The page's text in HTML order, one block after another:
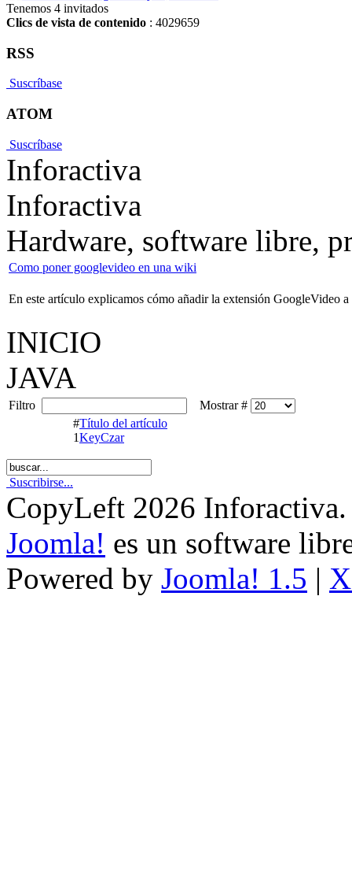
Tenemos 4 invitados
Clics de vista de contenido : 4029659
RSS
Suscríbase
ATOM
Suscríbase
Inforactiva
Inforactiva
Hardware, software libre,
Como poner googlevideo en una wiki
En este artículo explicamos cómo añadir la extensión GoogleVideo
INICIO
JAVA
Filtro
Mostrar #
#Título del artículo
1KeyCzar
Suscribirse...
CopyLeft 2026 Inforactiva.
Joomla! es un software
Powered by Joomla! 1.5 |